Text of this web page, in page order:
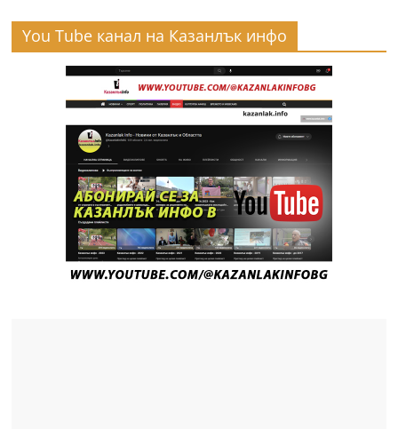
You Tube канал на Казанлък инфо